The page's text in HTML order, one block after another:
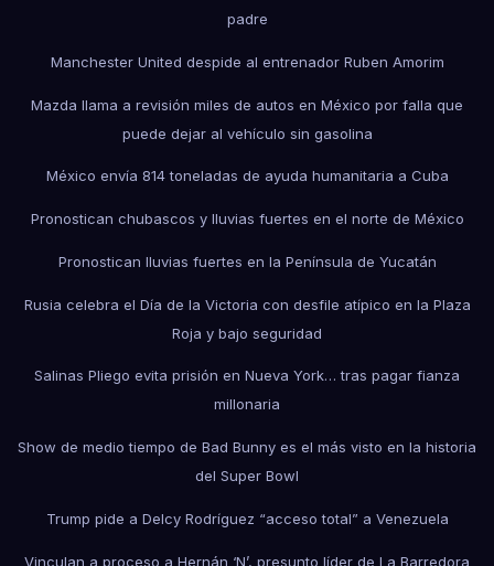
padre
Manchester United despide al entrenador Ruben Amorim
Mazda llama a revisión miles de autos en México por falla que
puede dejar al vehículo sin gasolina
México envía 814 toneladas de ayuda humanitaria a Cuba
Pronostican chubascos y lluvias fuertes en el norte de México
Pronostican lluvias fuertes en la Península de Yucatán
Rusia celebra el Día de la Victoria con desfile atípico en la Plaza
Roja y bajo seguridad
Salinas Pliego evita prisión en Nueva York… tras pagar fianza
millonaria
Show de medio tiempo de Bad Bunny es el más visto en la historia
del Super Bowl
Trump pide a Delcy Rodríguez “acceso total” a Venezuela
Vinculan a proceso a Hernán ‘N’, presunto líder de La Barredora